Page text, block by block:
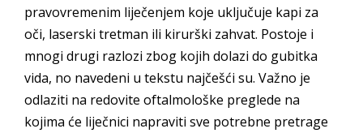
pravovremenim liječenjem koje uključuje kapi za
oči, laserski tretman ili kirurški zahvat. Postoje i
mnogi drugi razlozi zbog kojih dolazi do gubitka
vida, no navedeni u tekstu najčešći su. Važno je
odlaziti na redovite oftalmološke preglede na
kojima će liječnici napraviti sve potrebne pretrage